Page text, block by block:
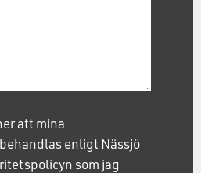
att mina
enligt Nässjö
som jag